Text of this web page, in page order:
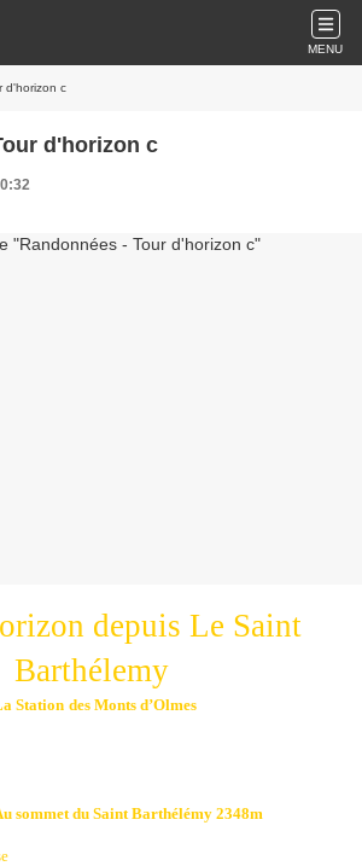
MENU
d'horizon c
d'horizon c
depuis Le Saint
Barthélemy
Station des Monts d’Olmes
sommet du Saint Barthélémy 2348m